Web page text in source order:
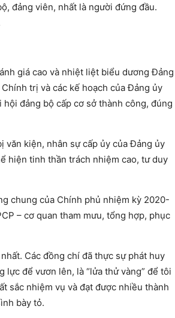
đảng viên, nhất là người đứng đầu.
giá cao và nhiệt liệt biểu dương Đảng
trị và các kế hoạch của Đảng ủy
đảng bộ cấp cơ sở thành công, đúng
kiện, nhân sự cấp ủy của Đảng ủy
hiện tinh thần trách nhiệm cao, tư duy
chung của Chính phủ nhiệm kỳ 2020-
– cơ quan tham mưu, tổng hợp, phục
Các đồng chí đã thực sự phát huy
để vươn lên, là “lửa thử vàng” để tôi
sắc nhiệm vụ và đạt được nhiều thành
bày tỏ.